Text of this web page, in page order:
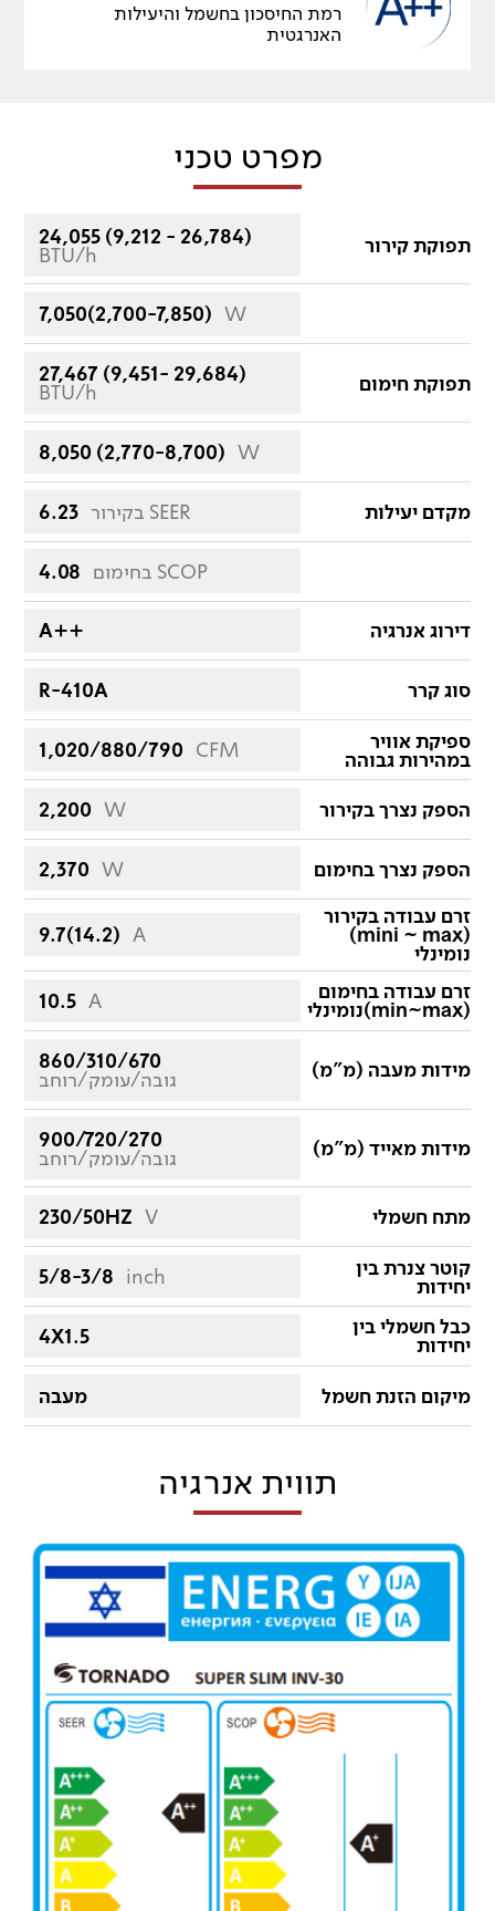
רמת החיסכון בחשמל והיעילות
האנרגטית
מפרט טכני
תפוקת קירור
24,055 (9,212 - 26,784)
BTU/h
7,050(2,700-7,850) W
תפוקת חימום
27,467 (9,451- 29,684)
BTU/h
8,050 (2,770-8,700) W
מקדם יעילות 6.23 בקירור SEER
4.08 בחימום SCOP
דירוג אנרגיה A++
סוג קרר R-410A
ספיקת אוויר
במהירות גבוהה
1,020/880/790 CFM
הספק נצרך בקירור 2,200 W
הספק נצרך בחימום 2,370 W
זרם עבודה בקירור
(mini ~ max)
נומינלי
9.7(14.2) A
זרם עבודה בחימום
(min~max)נומינלי
10.5 A
מידות מעבה (מ"מ)
860/310/670
גובה/עומק/רוחב
מידות מאייד (מ"מ)
900/720/270
גובה/עומק/רוחב
מתח חשמלי 230/50HZ V
קוטר צנרת בין
יחידות
5/8-3/8 inch
כבל חשמלי בין
יחידות
4X1.5
מיקום הזנת חשמל מעבה
תווית אנרגיה